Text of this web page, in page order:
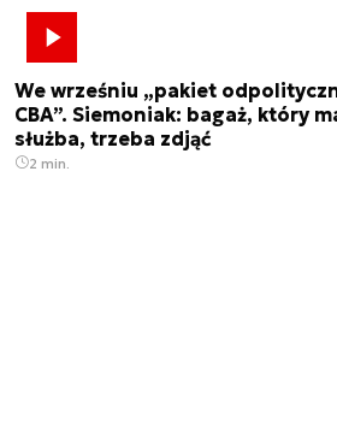
We wrześniu „pakiet
CBA”. Siemoniak: bagaż, który
służba, trzeba zdjąć
2 min.